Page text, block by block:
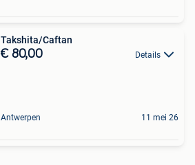
Takshita/Caftan
€ 80,00 Details
Antwerpen 11 mei 26